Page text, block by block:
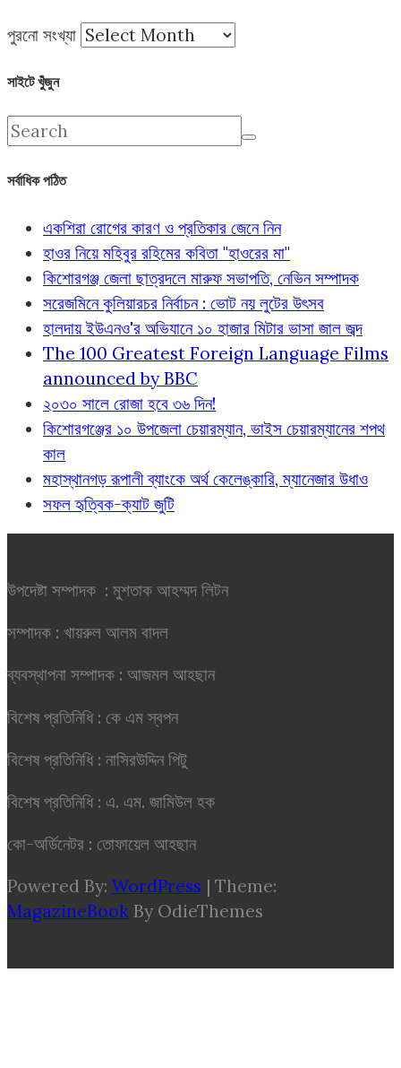
পুরনো সংখ্যা
সাইটে খুঁজুন
সর্বাধিক পঠিত
একশিরা রোগের কারণ ও প্রতিকার জেনে নিন
হাওর নিয়ে মহিবুর রহিমের কবিতা "হাওরের মা"
কিশোরগঞ্জ জেলা ছাত্রদলে মারুফ সভাপতি, নেভিন সম্পাদক
সরেজমিনে কুলিয়ারচর নির্বাচন : ভোট নয় লুটের উৎসব
হালদায় ইউএনও'র অভিযানে ১০ হাজার মিটার ভাসা জাল জব্দ
The 100 Greatest Foreign Language Films
announced by BBC
২০৩০ সালে রোজা হবে ৩৬ দিন!
কিশোরগঞ্জের ১০ উপজেলা চেয়ারম্যান, ভাইস চেয়ারম্যানের শপথ
কাল
মহাস্থানগড় রূপালী ব্যাংকে অর্থ কেলেঙ্কারি, ম্যানেজার উধাও
সফল হৃত্বিক-ক্যাট জুটি
উপদেষ্টা সম্পাদক : মুশতাক আহম্মদ লিটন
সম্পাদক : খায়রুল আলম বাদল
ব্যবস্থাপনা সম্পাদক : আজমল আহছান
বিশেষ প্রতিনিধি : কে এম স্বপন
বিশেষ প্রতিনিধি : নাসিরউদ্দিন পিটু
বিশেষ প্রতিনিধি : এ. এম. জামিউল হক
কো-অর্ডিনেটর : তোফায়েল আহছান
Powered By: WordPress | Theme:
MagazineBook By OdieThemes